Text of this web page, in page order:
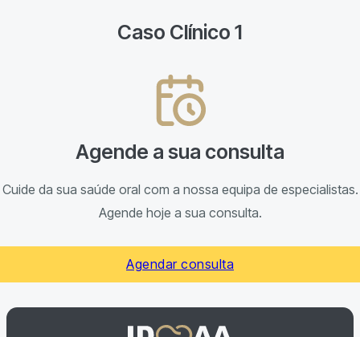
Caso Clínico 1
Agende a sua consulta
Cuide da sua saúde oral com a nossa equipa de especialistas.
Agende hoje a sua consulta.
Agendar consulta